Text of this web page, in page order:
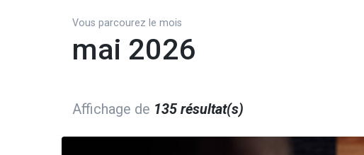
Vous parcourez le mois
mai 2026
Affichage de 135 résultat(s)